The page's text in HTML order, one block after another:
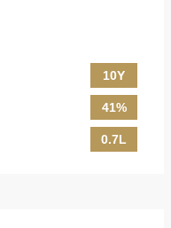
10Y
41%
0.7L
hier für unseren Newsletter